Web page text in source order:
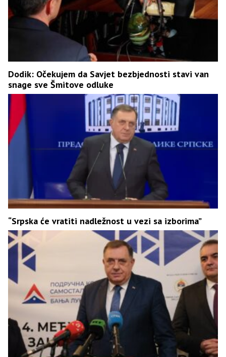
Dodik: Očekujem da Savjet bezbjednosti stavi van
snage sve Šmitove odluke
“Srpska će vratiti nadležnost u vezi sa izborima”